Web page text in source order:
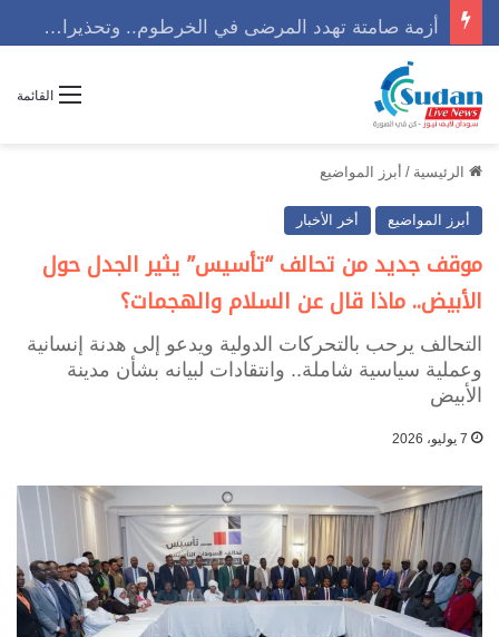
القائمة
الرئيسية / أبرز المواضيع
أبرز المواضيع أخر الأخبار
موقف جديد من تحالف “تأسيس” يثير الجدل حول
الأبيض.. ماذا قال عن السلام والهجمات؟
التحالف يرحب بالتحركات الدولية ويدعو إلى هدنة إنسانية
وعملية سياسية شاملة.. وانتقادات لبيانه بشأن مدينة
الأبيض
7 يوليو، 2026